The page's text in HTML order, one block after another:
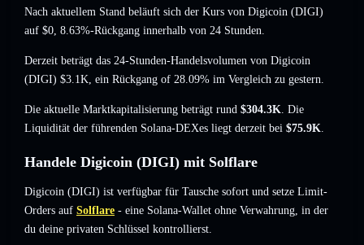
Nach aktuellem Stand beläuft sich der Kurs von Digicoin (DIGI)
auf $0, 8.63%-Rückgang innerhalb von 24 Stunden.
Derzeit beträgt das 24-Stunden-Handelsvolumen von Digicoin
(DIGI) $3.1K, ein Rückgang of 28.09% im Vergleich zu gestern.
Die aktuelle Marktkapitalisierung beträgt rund $304.3K. Die
Liquidität der führenden Solana-DEXes liegt derzeit bei $75.9K.
Handele Digicoin (DIGI) mit Solflare
Digicoin (DIGI) ist verfügbar für Tausche sofort und setze Limit-
Orders auf Solflare - eine Solana-Wallet ohne Verwahrung, in der
du deine privaten Schlüssel kontrollierst.